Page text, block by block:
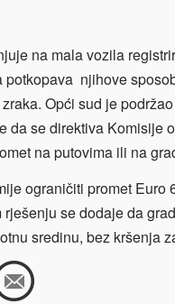
na mala vozila
njihove
Opći sud je
da se direktiva Komisije
na putovima ili na
ograničiti promet Euro
se dodaje da
sredinu, bez kršenja